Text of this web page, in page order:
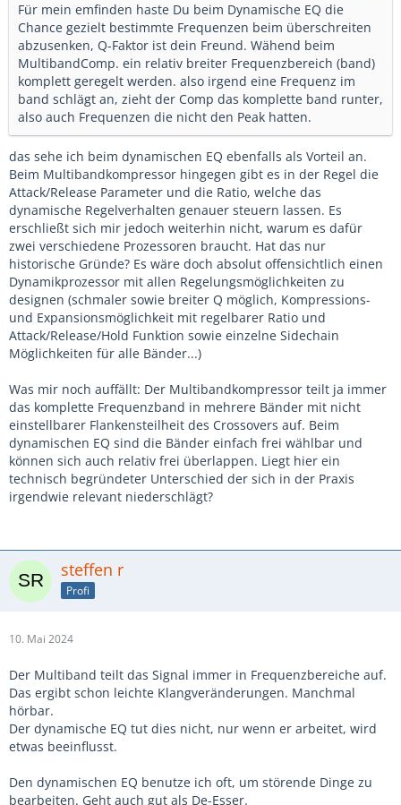
Für mein emfinden haste Du beim Dynamische EQ die
Chance gezielt bestimmte Frequenzen beim überschreiten
abzusenken, Q-Faktor ist dein Freund. Wähend beim
MultibandComp. ein relativ breiter Frequenzbereich (band)
komplett geregelt werden. also irgend eine Frequenz im
band schlägt an, zieht der Comp das komplette band runter,
also auch Frequenzen die nicht den Peak hatten.
das sehe ich beim dynamischen EQ ebenfalls als Vorteil an.
Beim Multibandkompressor hingegen gibt es in der Regel die
Attack/Release Parameter und die Ratio, welche das
dynamische Regelverhalten genauer steuern lassen. Es
erschließt sich mir jedoch weiterhin nicht, warum es dafür
zwei verschiedene Prozessoren braucht. Hat das nur
historische Gründe? Es wäre doch absolut offensichtlich einen
Dynamikprozessor mit allen Regelungsmöglichkeiten zu
designen (schmaler sowie breiter Q möglich, Kompressions-
und Expansionsmöglichkeit mit regelbarer Ratio und
Attack/Release/Hold Funktion sowie einzelne Sidechain
Möglichkeiten für alle Bänder...)
Was mir noch auffällt: Der Multibandkompressor teilt ja immer
das komplette Frequenzband in mehrere Bänder mit nicht
einstellbarer Flankensteilheit des Crossovers auf. Beim
dynamischen EQ sind die Bänder einfach frei wählbar und
können sich auch relativ frei überlappen. Liegt hier ein
technisch begründeter Unterschied der sich in der Praxis
irgendwie relevant niederschlägt?
steffen r
Profi
10. Mai 2024
Der Multiband teilt das Signal immer in Frequenzbereiche auf.
Das ergibt schon leichte Klangveränderungen. Manchmal
hörbar.
Der dynamische EQ tut dies nicht, nur wenn er arbeitet, wird
etwas beeinflusst.
Den dynamischen EQ benutze ich oft, um störende Dinge zu
bearbeiten. Geht auch gut als De-Esser.